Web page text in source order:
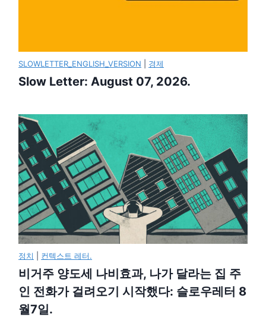
SLOWLETTER_ENGLISH_VERSION 경제
Slow Letter: August 07, 2026.
정치 컨텍스트 레터.
비거주 양도세 나비효과, 나가 달라는 집 주
인 전화가 걸려오기 시작했다: 슬로우레터 8
월7일.